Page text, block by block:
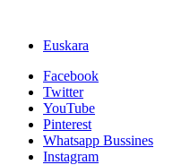
Euskara
Facebook
Twitter
YouTube
Pinterest
Whatsapp Bussines
Instagram